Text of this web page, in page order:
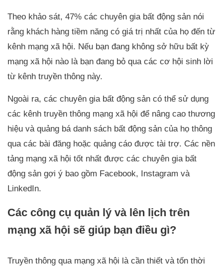
Theo khảo sát, 47% các chuyên gia bất động sản nói
rằng khách hàng tiềm năng có giá trị nhất của họ đến từ
kênh mạng xã hội. Nếu bạn đang không sở hữu bất kỳ
mạng xã hội nào là bạn đang bỏ qua các cơ hội sinh lời
từ kênh truyền thông này.
Ngoài ra, các chuyên gia bất động sản có thể sử dụng
các kênh truyền thông mạng xã hội để nâng cao thương
hiệu và quảng bá danh sách bất động sản của họ thông
qua các bài đăng hoặc quảng cáo được tài trợ. Các nền
tảng mạng xã hội tốt nhất được các chuyên gia bất
động sản gợi ý bao gồm Facebook, Instagram và
LinkedIn.
Các công cụ quản lý và lên lịch trên
mạng xã hội sẽ giúp bạn điều gì?
Truyền thông qua mạng xã hội là cần thiết và tốn thời